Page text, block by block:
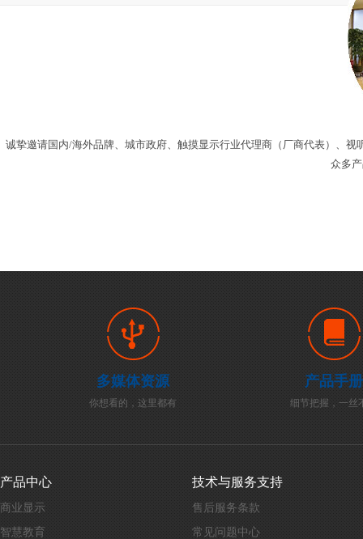
诚挚邀请国内/海外品牌、城市政府、触摸显示行业代理商（厂商代表）、
众多
多媒体资源
你想看的，这里都有
产品手册
细节把握，一丝
产品中心
商业显示
智慧教育
技术与服务支持
售后服务条款
常见问题中心